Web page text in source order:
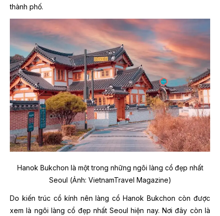
thành phố.
Hanok Bukchon là một trong những ngôi làng cổ đẹp nhất
Seoul (Ảnh: VietnamTravel Magazine)
Do kiến ​​trúc cổ kính nên làng cổ Hanok Bukchon còn được
xem là ngôi làng cổ đẹp nhất Seoul hiện nay. Nơi đây còn là